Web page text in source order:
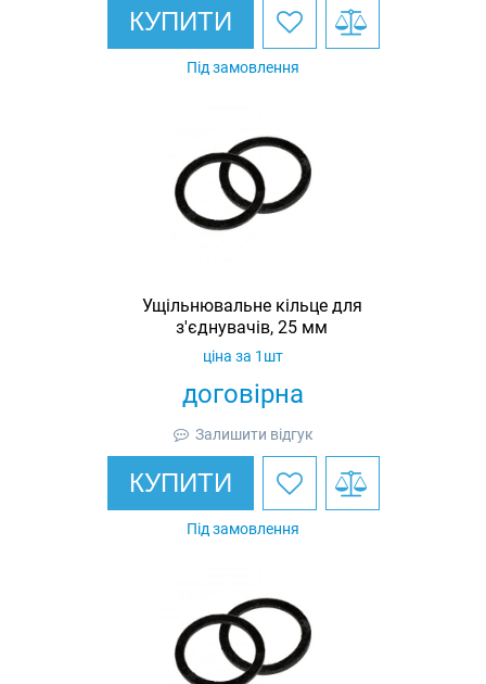
КУПИТИ
Під замовлення
Ущільнювальне кільце для
з'єднувачів, 25 мм
договірна
ціна за 1шт
Залишити відгук
КУПИТИ
Під замовлення